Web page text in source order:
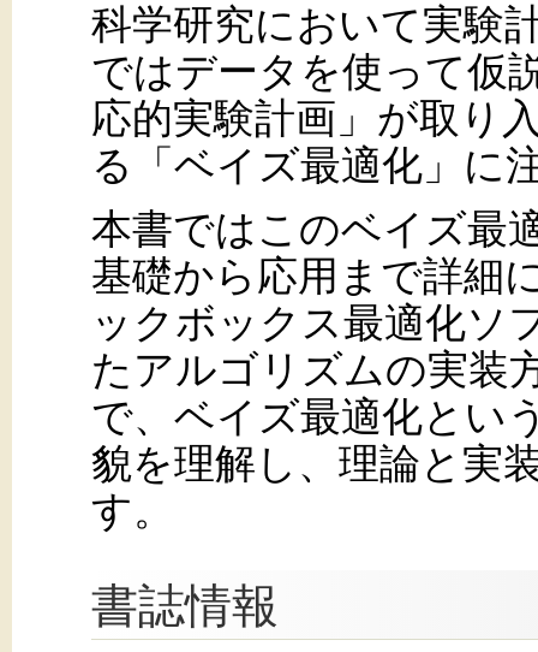
科学研究において実験
ではデータを使って仮
応的実験計画」が取り
る「ベイズ最適化」に
本書ではこのベイズ最
基礎から応用まで詳細
ックボックス最適化ソ
たアルゴリズムの実装
で、ベイズ最適化とい
貌を理解し、理論と実
す。
書誌情報